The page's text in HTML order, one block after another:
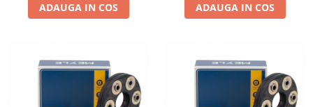
ADAUGA IN COS ADAUGA IN COS